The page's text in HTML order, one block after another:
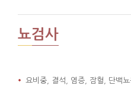
뇨검사
요비중, 결석, 염증, 잠혈, 단백뇨